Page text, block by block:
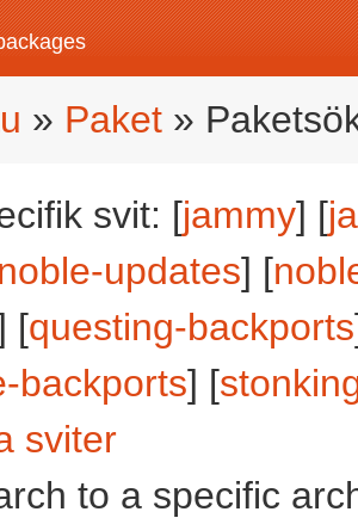
» Paket »
svit: [jammy] [
noble-updates] [
[questing-backports
backports] [
sviter
to a specific